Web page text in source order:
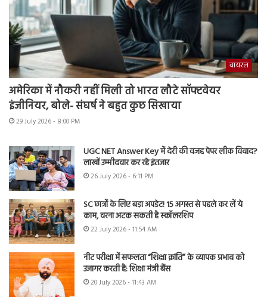
वायरल
अमेरिका में नौकरी नहीं मिली तो भारत लौटे सॉफ्टवेयर
इंजीनियर, बोले- संघर्ष ने बहुत कुछ सिखाया
29 July 2026 - 8:00 PM
UGC NET Answer Key में देरी की वजह पेपर लीक विवाद?
लाखों उम्मीदवार कर रहे इंतजार
26 July 2026 - 6:11 PM
SC छात्रों के लिए बड़ा अपडेट! 15 अगस्त से पहले कर लें ये
काम, वरना अटक सकती है स्कॉलरशिप
22 July 2026 - 11:54 AM
नीट परीक्षा में सफलता “शिक्षा क्रांति” के व्यापक प्रभाव को
उजागर करती है: शिक्षा मंत्री बैंस
20 July 2026 - 11:43 AM